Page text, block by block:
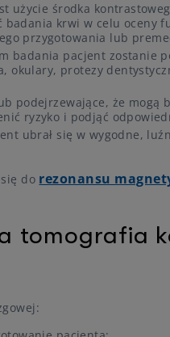
użycie środka
badania krwi w celu oceny
przygotowania lub
badania pacjent zostanie
okulary, protezy
podejrzewające, że mogą
ryzyko i podjąć
ubrał się w wygodne,
do rezonansu
tomografia